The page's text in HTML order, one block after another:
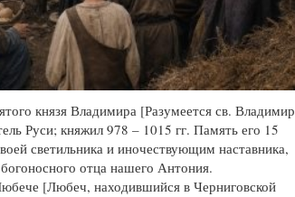
князя Владимира [Разумеется св. Владимир
Руси; княжил 978 – 1015 гг. Память его 15
светильника и иночествующим наставника,
отца нашего Антония.
[Любеч, находившийся в Черниговской